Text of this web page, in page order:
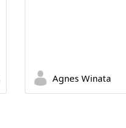
Agnes Winata